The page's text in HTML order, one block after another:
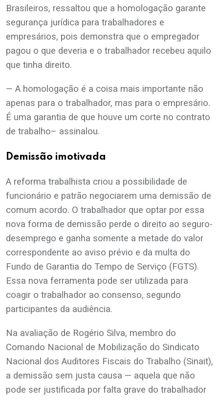
Brasileiros, ressaltou que a homologação garante
segurança jurídica para trabalhadores e
empresários, pois demonstra que o empregador
pagou o que deveria e o trabalhador recebeu aquilo
que tinha direito.
— A homologação é a coisa mais importante não
apenas para o trabalhador, mas para o empresário.
É uma garantia de que houve um corte no contrato
de trabalho– assinalou.
Demissão imotivada
A reforma trabalhista criou a possibilidade de
funcionário e patrão negociarem uma demissão de
comum acordo. O trabalhador que optar por essa
nova forma de demissão perde o direito ao seguro-
desemprego e ganha somente a metade do valor
correspondente ao aviso prévio e da multa do
Fundo de Garantia do Tempo de Serviço (FGTS).
Essa nova ferramenta pode ser utilizada para
coagir o trabalhador ao consenso, segundo
participantes da audiência.
Na avaliação de Rogério Silva, membro do
Comando Nacional de Mobilização do Sindicato
Nacional dos Auditores Fiscais do Trabalho (Sinait),
a demissão sem justa causa — aquela que não
pode ser justificada por falta grave do trabalhador